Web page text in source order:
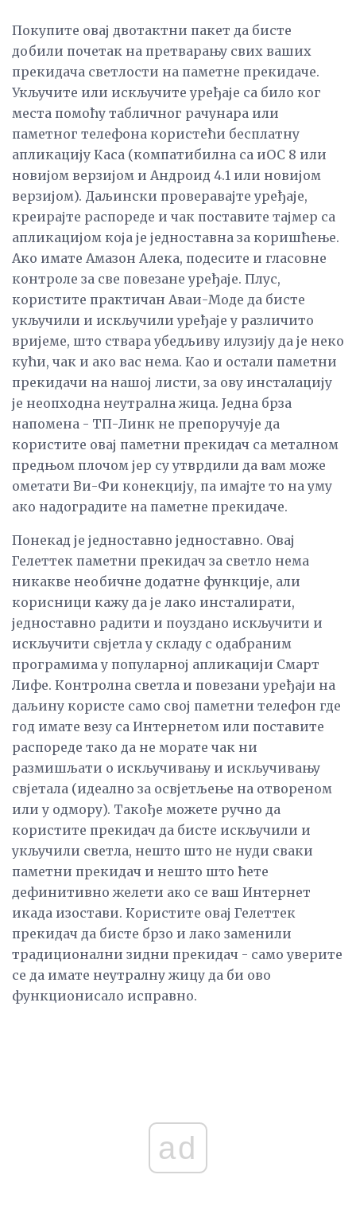
Покупите овај двотактни пакет да бисте
добили почетак на претварању свих ваших
прекидача светлости на паметне прекидаче.
Укључите или искључите уређаје са било ког
места помоћу табличног рачунара или
паметног телефона користећи бесплатну
апликацију Каса (компатибилна са иОС 8 или
новијом верзијом и Андроид 4.1 или новијом
верзијом). Даљински проверавајте уређаје,
креирајте распореде и чак поставите тајмер са
апликацијом која је једноставна за коришћење.
Ако имате Амазон Алека, подесите и гласовне
контроле за све повезане уређаје. Плус,
користите практичан Аваи-Моде да бисте
укључили и искључили уређаје у различито
вријеме, што ствара убедљиву илузију да је неко
кући, чак и ако вас нема. Као и остали паметни
прекидачи на нашој листи, за ову инсталацију
је неопходна неутрална жица. Једна брза
напомена - ТП-Линк не препоручује да
користите овај паметни прекидач са металном
предњом плочом јер су утврдили да вам може
ометати Ви-Фи конекцију, па имајте то на уму
ако надоградите на паметне прекидаче.
Понекад је једноставно једноставно. Овај
Гелеттек паметни прекидач за светло нема
никакве необичне додатне функције, али
корисници кажу да је лако инсталирати,
једноставно радити и поуздано искључити и
искључити свјетла у складу с одабраним
програмима у популарној апликацији Смарт
Лифе. Контролна светла и повезани уређаји на
даљину користе само свој паметни телефон где
год имате везу са Интернетом или поставите
распореде тако да не морате чак ни
размишљати о искључивању и искључивању
свјетала (идеално за освјетљење на отвореном
или у одмору). Такође можете ручно да
користите прекидач да бисте искључили и
укључили светла, нешто што не нуди сваки
паметни прекидач и нешто што ћете
дефинитивно желети ако се ваш Интернет
икада изостави. Користите овај Гелеттек
прекидач да бисте брзо и лако заменили
традиционални зидни прекидач - само уверите
се да имате неутралну жицу да би ово
функционисало исправно.
ad